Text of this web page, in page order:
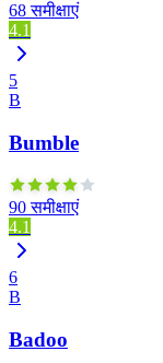
68 समीक्षाएं
4.1
5
B
Bumble
90 समीक्षाएं
4.1
6
B
Badoo